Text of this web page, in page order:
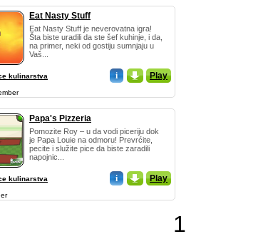
Eat Nasty Stuff
Eat Nasty Stuff je neverovatna igra!
Šta biste uradili da ste šef kuhinje, i da,
na primer, neki od gostiju sumnjaju u
Vaš...
kulinarstva i _ Play
Papa's Pizzeria
Pomozite Roy – u da vodi piceriju dok
je Papa Louie na odmoru! Prevrćite,
pecite i služite pice da biste zaradili
napojnic...
kulinarstva i _ Play
1